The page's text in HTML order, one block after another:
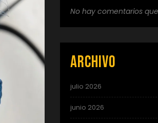
No hay comentarios
Archivo
julio 2026
junio 2026